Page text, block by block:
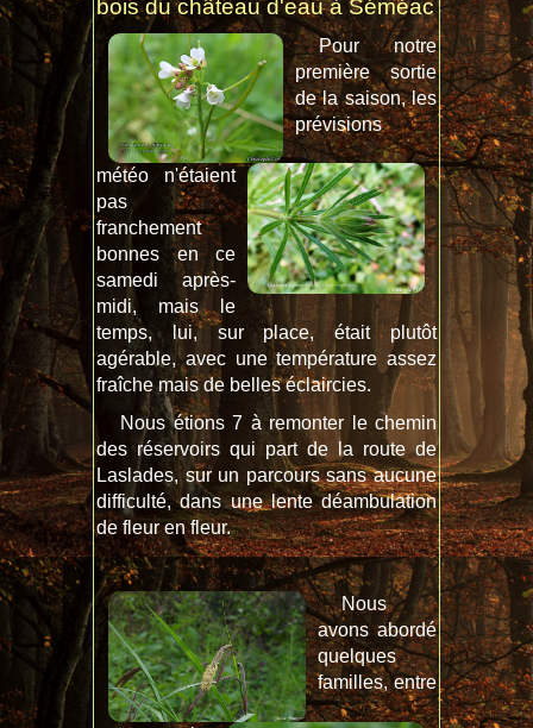
bois du château d'eau à Séméac
Pour notre
première sortie
de la saison, les
prévisions
météo n'étaient
pas
franchement
bonnes en ce
samedi après-
midi, mais le
temps, lui, sur place, était plutôt
agérable, avec une température assez
fraîche mais de belles éclaircies.
Nous étions 7 à remonter le chemin
des réservoirs qui part de la route de
Laslades, sur un parcours sans aucune
difficulté, dans une lente déambulation
de fleur en fleur.
Nous
avons abordé
quelques
familles, entre